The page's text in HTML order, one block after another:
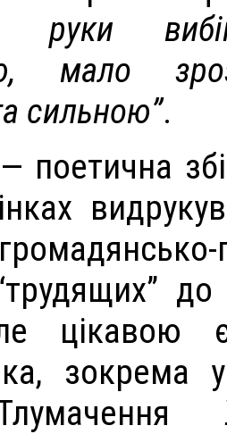
руки
мало
сильною”.
поетична
цікавою
зокрема